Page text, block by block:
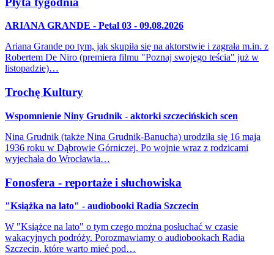
ARIANA GRANDE - Petal 03 - 09.08.2026
Ariana Grande po tym, jak skupiła się na aktorstwie i zagrała m.in. z
Robertem De Niro (premiera filmu "Poznaj swojego teścia" już w
listopadzie)…
Trochę Kultury
Wspomnienie Niny Grudnik - aktorki szczecińskich scen
Nina Grudnik (także Nina Grudnik-Banucha) urodziła się 16 maja
1936 roku w Dąbrowie Górniczej. Po wojnie wraz z rodzicami
wyjechała do Wrocławia…
Fonosfera - reportaże i słuchowiska
"Książka na lato" - audiobooki Radia Szczecin
W "Książce na lato" o tym czego można posłuchać w czasie
wakacyjnych podróży. Porozmawiamy o audiobookach Radia
Szczecin, które warto mieć pod…